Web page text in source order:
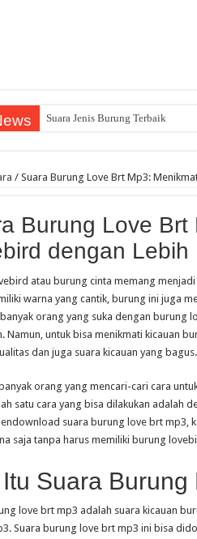
Suara Jenis Burung Terbaik
/ Suara Burung Love Brt Mp3:
Burung Love Brt
dengan Lebih
atau burung cinta memang
warna yang cantik, burung ini juga
orang yang suka dengan burung
Namun, untuk bisa menikmati kicauan
dan juga suara kicauan yang bagus.
orang yang mencari-cari cara
satu cara yang bisa dilakukan adalah
suara burung love brt mp3,
saja tanpa harus memiliki burung
Suara Burung
love brt mp3 adalah suara kicauan
Suara burung love brt mp3 ini bisa